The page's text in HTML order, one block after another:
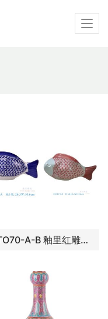
RZTO70-A-B 釉里红雕塑鱼/青花雕塑鱼